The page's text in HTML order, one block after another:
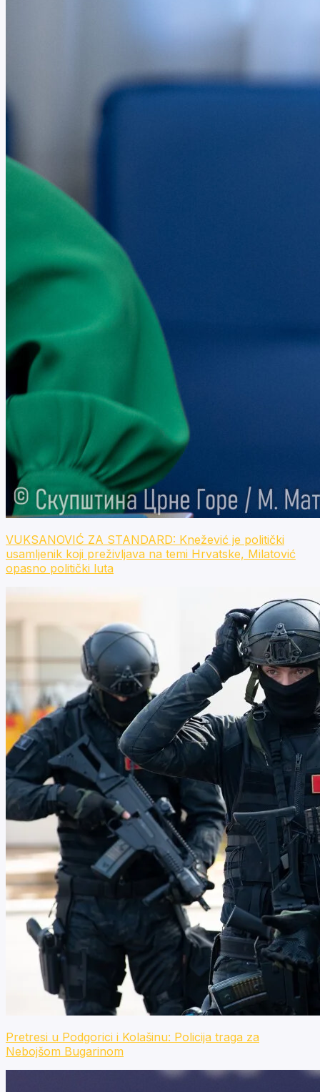
VUKSANOVIĆ ZA STANDARD: Knežević je politički
usamljenik koji preživljava na temi Hrvatske, Milatović
opasno politički luta
Pretresi u Podgorici i Kolašinu: Policija traga za
Nebojšom Bugarinom